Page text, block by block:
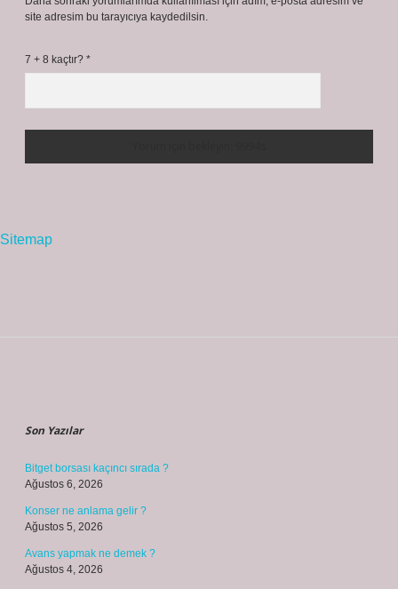
site adresim bu tarayıcıya kaydedilsin.
7 + 8 kaçtır? *
Sitemap
Son Yazılar
Bitget borsası kaçıncı sırada ?
Ağustos 6, 2026
Konser ne anlama gelir ?
Ağustos 5, 2026
Avans yapmak ne demek ?
Ağustos 4, 2026